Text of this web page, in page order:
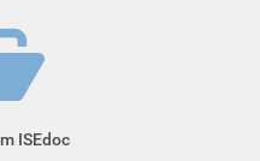
ISEdoc